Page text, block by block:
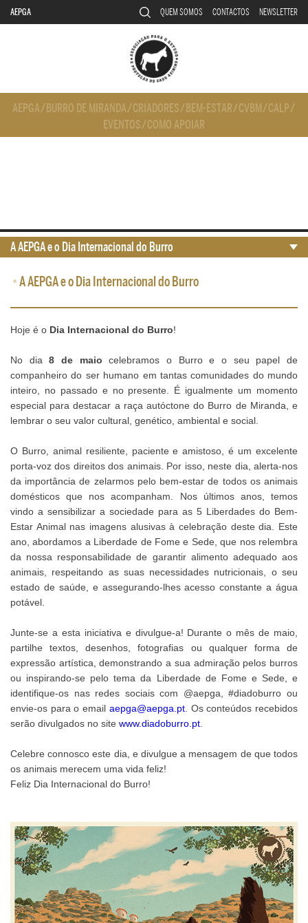
AEPGA QUEM SOMOS CONTACTOS NEWSLETTER
AEPGA/ BURRO DE MIRANDA/CRIADORES/ BEM-ESTAR/CVBM/CALP/
EVENTOS/COMO APOIAR
•A AEPGA e o Dia Internacional do Burro
Hoje é o Dia Internacional do Burro!
No dia8 de maio celebramos o Burro e o seu papel de
companheiro do ser humano em tantas comunidades do mundo
inteiro, no passado e no presente. É igualmente um momento
especial para destacar a raça autóctone do Burro de Miranda, e
lembrar o seu valor cultural, genético, ambiental e social.
O Burro, animal resiliente, paciente e amistoso, é um excelente
porta-voz dos direitos dos animais. Por isso, neste dia, alerta-nos
da importância de zelarmos pelo bem-estar de todos os animais
domésticos que nos acompanham. Nos últimos anos, temos
vindo a sensibilizar a sociedade para as 5 Liberdades do Bem-
Estar Animal nas imagens alusivas à celebração deste dia. Este
ano, abordamos a Liberdade de Fome e Sede, que nos relembra
da nossa responsabilidade de garantir alimento adequado aos
animais, respeitando as suas necessidades nutricionais, o seu
estado de saúde, e assegurando-lhes acesso constante a água
potável.
Junte-se a esta iniciativa e divulgue-a! Durante o mês de maio,
partilhe textos, desenhos, fotografias ou qualquer forma de
expressão artística, demonstrando a sua admiração pelos burros
ou inspirando-se pelo tema da Liberdade de Fome e Sede, e
identifique-os nas redes sociais com @aepga, #diadoburro ou
envie-os para o email aepga@aepga.pt. Os conteúdos recebidos
serão divulgados no site www.diadoburro.pt
Celebre connosco este dia, e divulgue a mensagem de que todos
os animais merecem uma vida feliz!
Feliz Dia Internacional do Burro!
A AEPGA e o Dia Internacional do Burro